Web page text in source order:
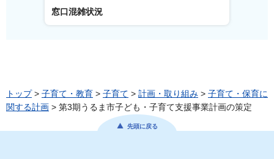
窓口混雑状況
トップ> 子育て・教育 > 子育て > 計画・取り組み > 子育て・保育に
関する計画 > 第3期うるま市子ども・子育て支援事業計画の策定
先頭に戻る